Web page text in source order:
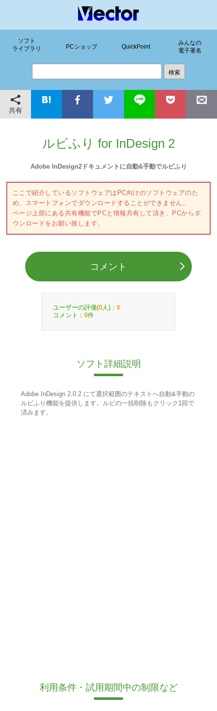
ソフト
ライブラリ
PCショップ QuickPoint
みんなの
電子署名
共有
ルビふり for InDesign 2
Adobe InDesign2ドキュメントに自動&手動でルビふり
ここで紹介しているソフトウェアはPC向けのソフトウェアのた
め、スマートフォンでダウンロードすることができません。
ページ上部にある共有機能でPCと情報共有して頂き、PCからダ
ウンロードをお願い致します。
コメント
ユーザーの評価(0 人)： 0
コメント： 0件
ソフト詳細説明
Adobe InDesign 2.0.2 にて選択範囲のテキストへ自動&手動の
ルビふり機能を提供します。ルビの一括削除もクリック1回で
済みます。
利用条件・試用期間中の制限など